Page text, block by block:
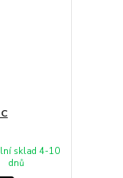
sklad 4-10
dnů